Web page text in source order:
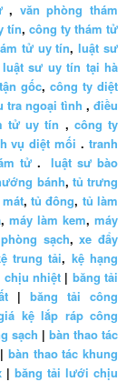
, văn phòng thám
tín, công ty thám tử
tử uy tín,luật sư
luật sư uy tín tại hà
gốc, công ty diệt
tra ngoại tình ,điều
tử uy tín , công ty
vụ diệt mối .tranh
tử.luật sư bào
bánh, tủ trưng
, tủ đông, tủ làm
, máy làm kem, máy
sạch,xe đẩy
trung tải, kệ hạng
nhiệt| băng tải
| băng tải công
kệ lắp ráp công
sạch | bàn thao tác
| bàn thao tác khung
|băng tải lưới chịu